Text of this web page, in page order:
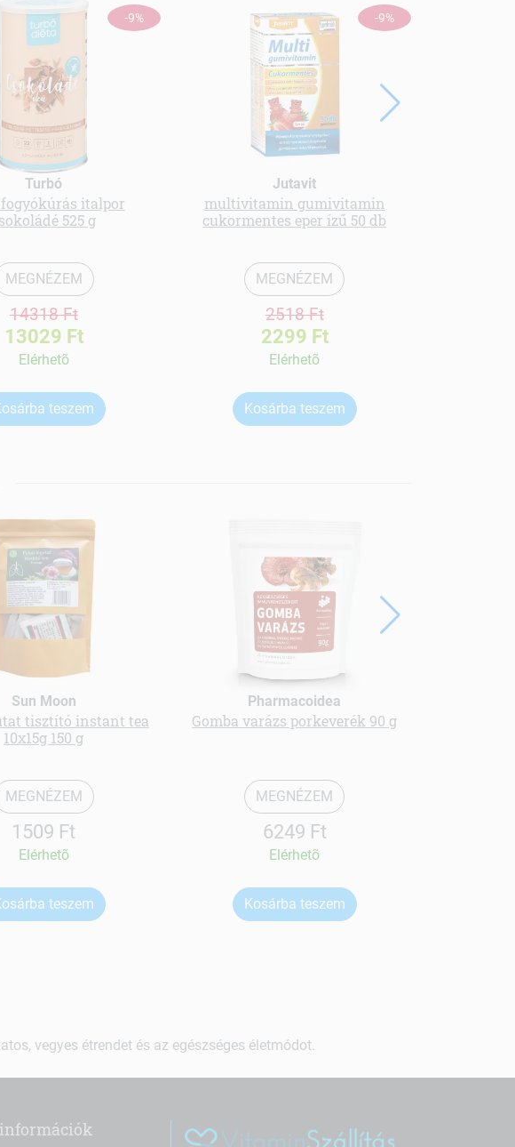
-9%
Turbó
italpor
525 g
MEGNÉZEM
14318 Ft
13029 Ft
Elérhetõ
teszem
-9%
Jutavit
multivitamin gumivitamin
cukormentes eper ízű 50 db
MEGNÉZEM
2518 Ft
2299 Ft
Elérhetõ
Kosárba teszem
Sun Moon
tisztító instant tea
10x15g 150 g
MEGNÉZEM
1509 Ft
Elérhetõ
teszem
Pharmacoidea
Gomba varázs porkeverék 90 g
MEGNÉZEM
6249 Ft
Elérhetõ
Kosárba teszem
vegyes étrendet és az egészséges életmódot.